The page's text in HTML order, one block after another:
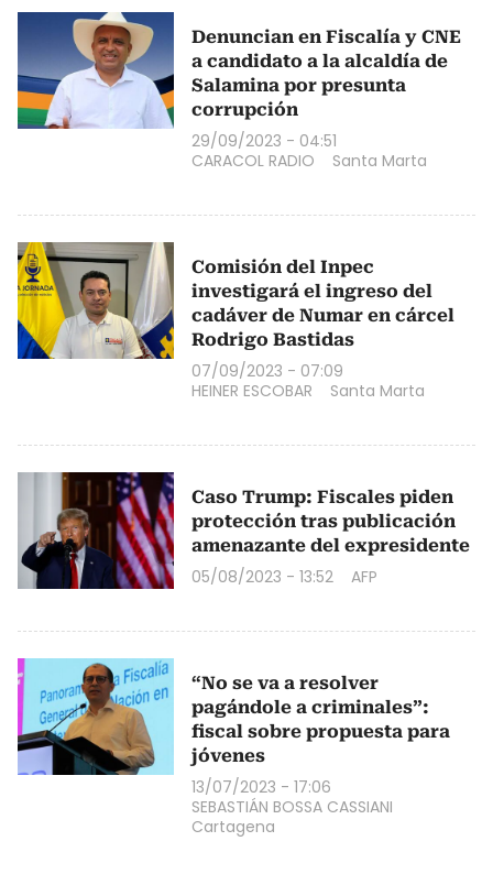
Denuncian en Fiscalía y CNE
a candidato a la alcaldía de
Salamina por presunta
corrupción
29/09/2023 - 04:51
CARACOL RADIO
Santa Marta
Comisión del Inpec
investigará el ingreso del
cadáver de Numar en cárcel
Rodrigo Bastidas
07/09/2023 - 07:09
HEINER ESCOBAR
Santa Marta
Caso Trump: Fiscales piden
protección tras publicación
amenazante del expresidente
05/08/2023 - 13:52 AFP
“No se va a resolver
pagándole a criminales”:
fiscal sobre propuesta para
jóvenes
13/07/2023 - 17:06
SEBASTIÁN BOSSA CASSIANI
Cartagena